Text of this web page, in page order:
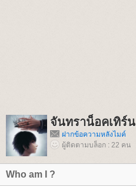
จันทราน็อคเทิร์น
ฝากข้อความหลังไมค์
ผู้ติดตามบล็อก : 22 คน
Who am I ?